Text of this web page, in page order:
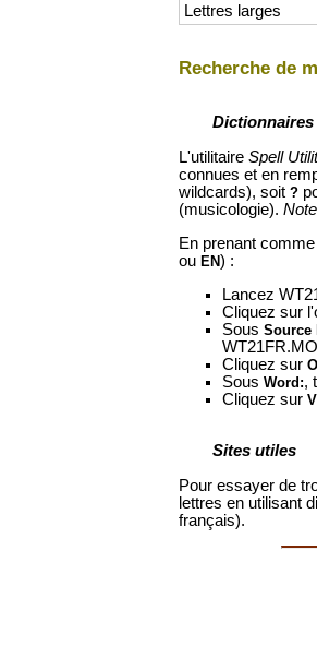
Lettres larges
Recherche de
L'utilitaire Spell
connues et en
wildcards), soit ?
(musicologie).
En prenant
ou EN) :
Lancez
Cliquez sur
Sous Source
Cliquez sur
Sous Word:,
Cliquez sur
Sites utiles
Pour essayer de
lettres en utilisant
français).